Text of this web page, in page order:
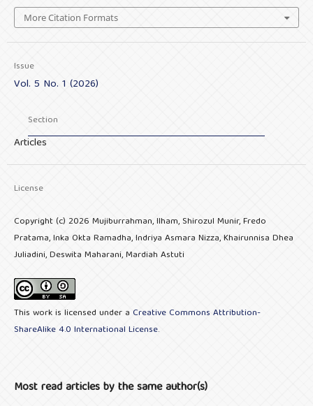
More Citation Formats
Issue
Vol. 5 No. 1 (2026)
Section
Articles
License
Copyright (c) 2026 Mujiburrahman, Ilham, Shirozul Munir, Fredo
Pratama, Inka Okta Ramadha, Indriya Asmara Nizza, Khairunnisa Dhea
Juliadini, Deswita Maharani, Mardiah Astuti
This work is licensed under a Creative Commons Attribution-
ShareAlike 4.0 International License.
Most read articles by the same author(s)